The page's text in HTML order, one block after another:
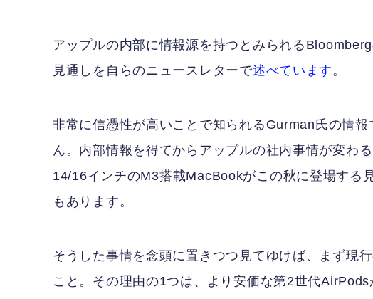
アップルの内部に情報源を持つとみられる
見通しを自らのニュースレターで述べています。
非常に信憑性が高いことで知られるGurman氏の情
ん。内部情報を得てからアップルの社内事情が変わ
14/16インチのM3搭載MacBookがこの秋に登場する
もあります。
そうした事情を念頭に置きつつ見てゆけば、まず現
こと。その理由の1つは、より安価な第2世代